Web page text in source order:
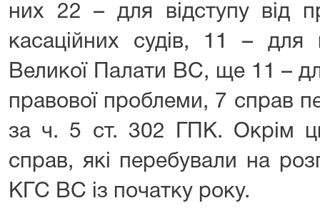
них 22 – для відступу від
касаційних судів, 11 – для
Великої Палати ВС, ще 11 –
правової проблеми, 7 справ
за ч. 5 ст. 302 ГПК. Окрім
справ, які перебували на
КГС ВС із початку року.